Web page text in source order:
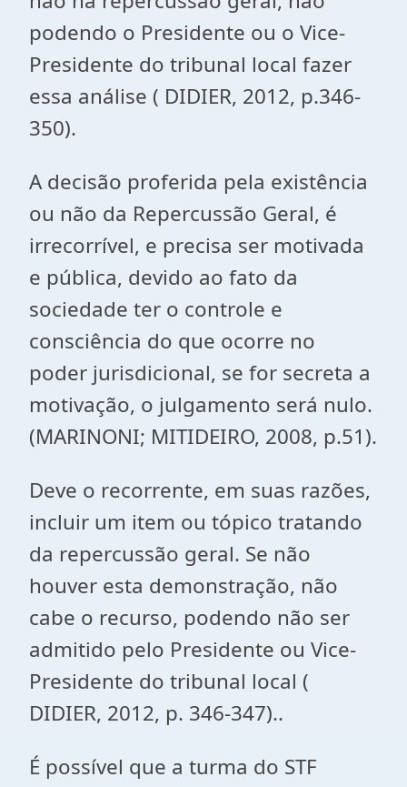
podendo o Presidente ou o Vice-
Presidente do tribunal local fazer
essa análise ( DIDIER, 2012, p.346-
350).
A decisão proferida pela existência
ou não da Repercussão Geral, é
irrecorrível, e precisa ser motivada
e pública, devido ao fato da
sociedade ter o controle e
consciência do que ocorre no
poder jurisdicional, se for secreta a
motivação, o julgamento será nulo.
(MARINONI; MITIDEIRO, 2008, p.51).
Deve o recorrente, em suas razões,
incluir um item ou tópico tratando
da repercussão geral. Se não
houver esta demonstração, não
cabe o recurso, podendo não ser
admitido pelo Presidente ou Vice-
Presidente do tribunal local (
DIDIER, 2012, p. 346-347)..
É possível que a turma do STF